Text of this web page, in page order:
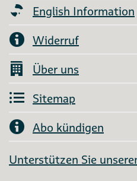
English Information
Widerruf
Über uns
Sitemap
Abo kündigen
Unterstützen Sie